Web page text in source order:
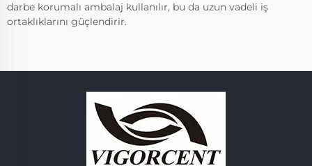
darbe korumalı ambalaj kullanılır, bu da uzun vadeli iş
ortaklıklarını güçlendirir.